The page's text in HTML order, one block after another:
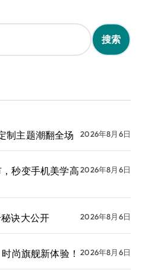
制主题潮翻全场 2026年8月6日
秒变手机美学高2026年8月6日
诀大公开 2026年8月6日
尚旗舰新体验！ 2026年8月6日